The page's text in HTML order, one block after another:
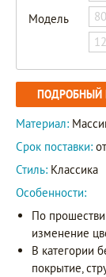
Модель
ПОДРОБНЫЙ
Материал:
Срок поставки:
Стиль: Классика
Особенности:
По
изменение
В категории
покрытие,